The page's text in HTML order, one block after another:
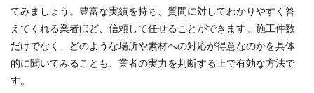
てみましょう。豊富な実績を持ち、質問に対してわかりやすく答
えてくれる業者ほど、信頼して任せることができます。施工件数
だけでなく、どのような場所や素材への対応が得意なのかを具体
的に聞いてみることも、業者の実力を判断する上で有効な方法で
す。